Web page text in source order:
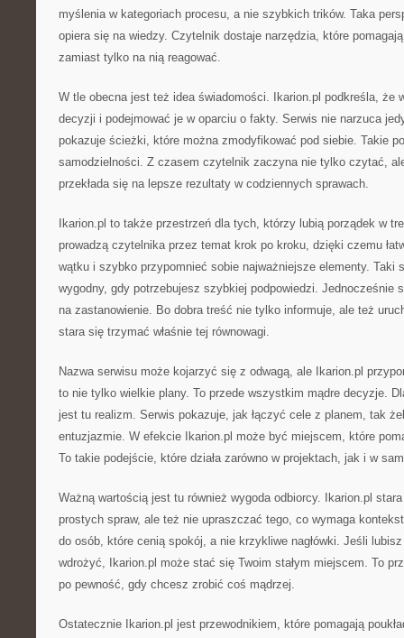
myślenia w kategoriach procesu, a nie szybkich trików. Taka
opiera się na wiedzy. Czytelnik dostaje narzędzia, które
zamiast tylko na nią reagować.
W tle obecna jest też idea świadomości. Ikarion.pl podkreśla, że
decyzji i podejmować je w oparciu o fakty. Serwis nie narzuca
pokazuje ścieżki, które można zmodyfikować pod siebie. Takie
samodzielności. Z czasem czytelnik zaczyna nie tylko czytać,
przekłada się na lepsze rezultaty w codziennych sprawach.
Ikarion.pl to także przestrzeń dla tych, którzy lubią porządek w
prowadzą czytelnika przez temat krok po kroku, dzięki czemu
wątku i szybko przypomnieć sobie najważniejsze elementy. Taki
wygodny, gdy potrzebujesz szybkiej podpowiedzi. Jednocześnie
na zastanowienie. Bo dobra treść nie tylko informuje, ale też
stara się trzymać właśnie tej równowagi.
Nazwa serwisu może kojarzyć się z odwagą, ale Ikarion.pl
to nie tylko wielkie plany. To przede wszystkim mądre decyzje.
jest tu realizm. Serwis pokazuje, jak łączyć cele z planem, tak
entuzjazmie. W efekcie Ikarion.pl może być miejscem, które
To takie podejście, które działa zarówno w projektach, jak i w
Ważną wartością jest tu również wygoda odbiorcy. Ikarion.pl
prostych spraw, ale też nie upraszczać tego, co wymaga
do osób, które cenią spokój, a nie krzykliwe nagłówki. Jeśli
wdrożyć, Ikarion.pl może stać się Twoim stałym miejscem. To
po pewność, gdy chcesz zrobić coś mądrzej.
Ostatecznie Ikarion.pl jest przewodnikiem, które pomagają